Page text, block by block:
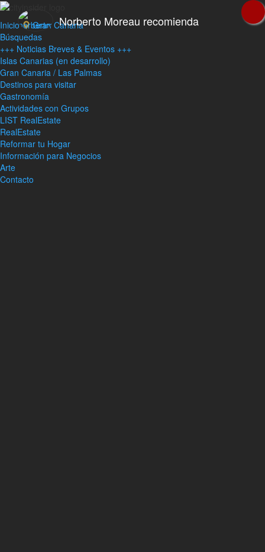
Norberto Moreau recomienda
Inicio
Gran Canaria
Búsquedas
+++ Noticias Breves & Eventos +++
Islas Canarias (en desarrollo)
Gran Canaria / Las Palmas
Destinos para visitar
Gastronomía
Actividades con Grupos
LIST RealEstate
RealEstate
Reformar tu Hogar
Información para Negocios
Arte
Contacto